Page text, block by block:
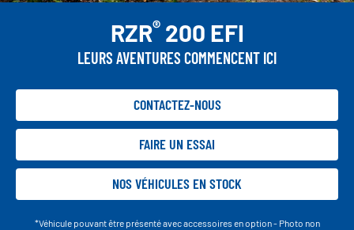
RZR®200 EFI
LEURS AVENTURES COMMENCENT ICI
CONTACTEZ-NOUS
FAIRE UN ESSAI
NOS VÉHICULES EN STOCK
*Véhicule pouvant être présenté avec accessoires en option - Photo non